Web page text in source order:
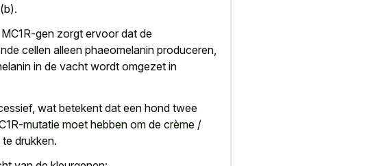
gen zorgt ervoor dat de
cellen alleen phaeomelanin produceren,
in de vacht wordt omgezet in
wat betekent dat een hond twee
mutatie moet hebben om de crème /
drukken.